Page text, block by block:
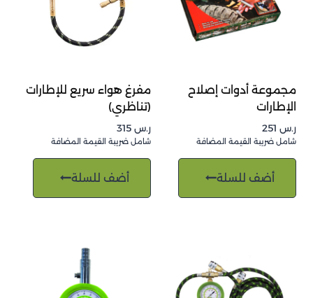
مجموعة أدوات إصلاح
الإطارات
ر.س
شامل ضريبة القيمة المضافة
أضف للسلة
مفرغ هواء سريع للإطارات
(تناظري)
ر.س
شامل ضريبة القيمة المضافة
أضف للسلة